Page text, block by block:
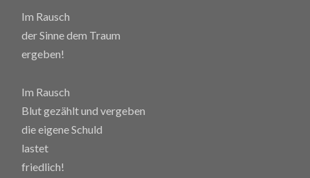
Im Rausch
der Sinne dem Traum
ergeben!
Im Rausch
Blut gezählt und vergeben
die eigene Schuld
lastet
friedlich!